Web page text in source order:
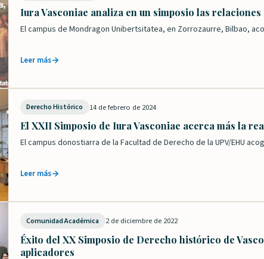
Iura Vasconiae analiza en un simposio las
El campus de Mondragon Unibertsitatea, en Zorrozaurre, Bilbao,
Leer más
Derecho Histórico 14 de febrero de 2024
El XXII Simposio de Iura Vasconiae acerca más la
El campus donostiarra de la Facultad de Derecho de la UPV/EHU
Leer más
Comunidad Académica 2 de diciembre de 2022
Éxito del XX Simposio de Derecho histórico de
aplicadores